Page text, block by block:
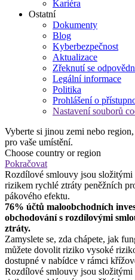
Kariéra
Ostatní
Dokumenty
Blog
Kyberbezpečnost
Aktualizace
Zřeknutí se
Legální informace
Politika
Prohlášení o
Nastavení souborů
Vyberte si jinou zemi nebo
pro vaše umístění.
Choose country or region
Pokračovat
Rozdílové smlouvy jsou
rizikem rychlé ztráty peněžních
pákového efektu.
76% účtů maloobchodních
obchodování s rozdílovými
ztráty.
Zamyslete se, zda chápete, jak
můžete dovolit riziko vysoké
dostupné v nabídce v rámci
Rozdílové smlouvy jsou